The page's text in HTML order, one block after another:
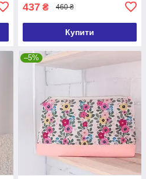
437 ₴ 460 ₴
Купити
–5%